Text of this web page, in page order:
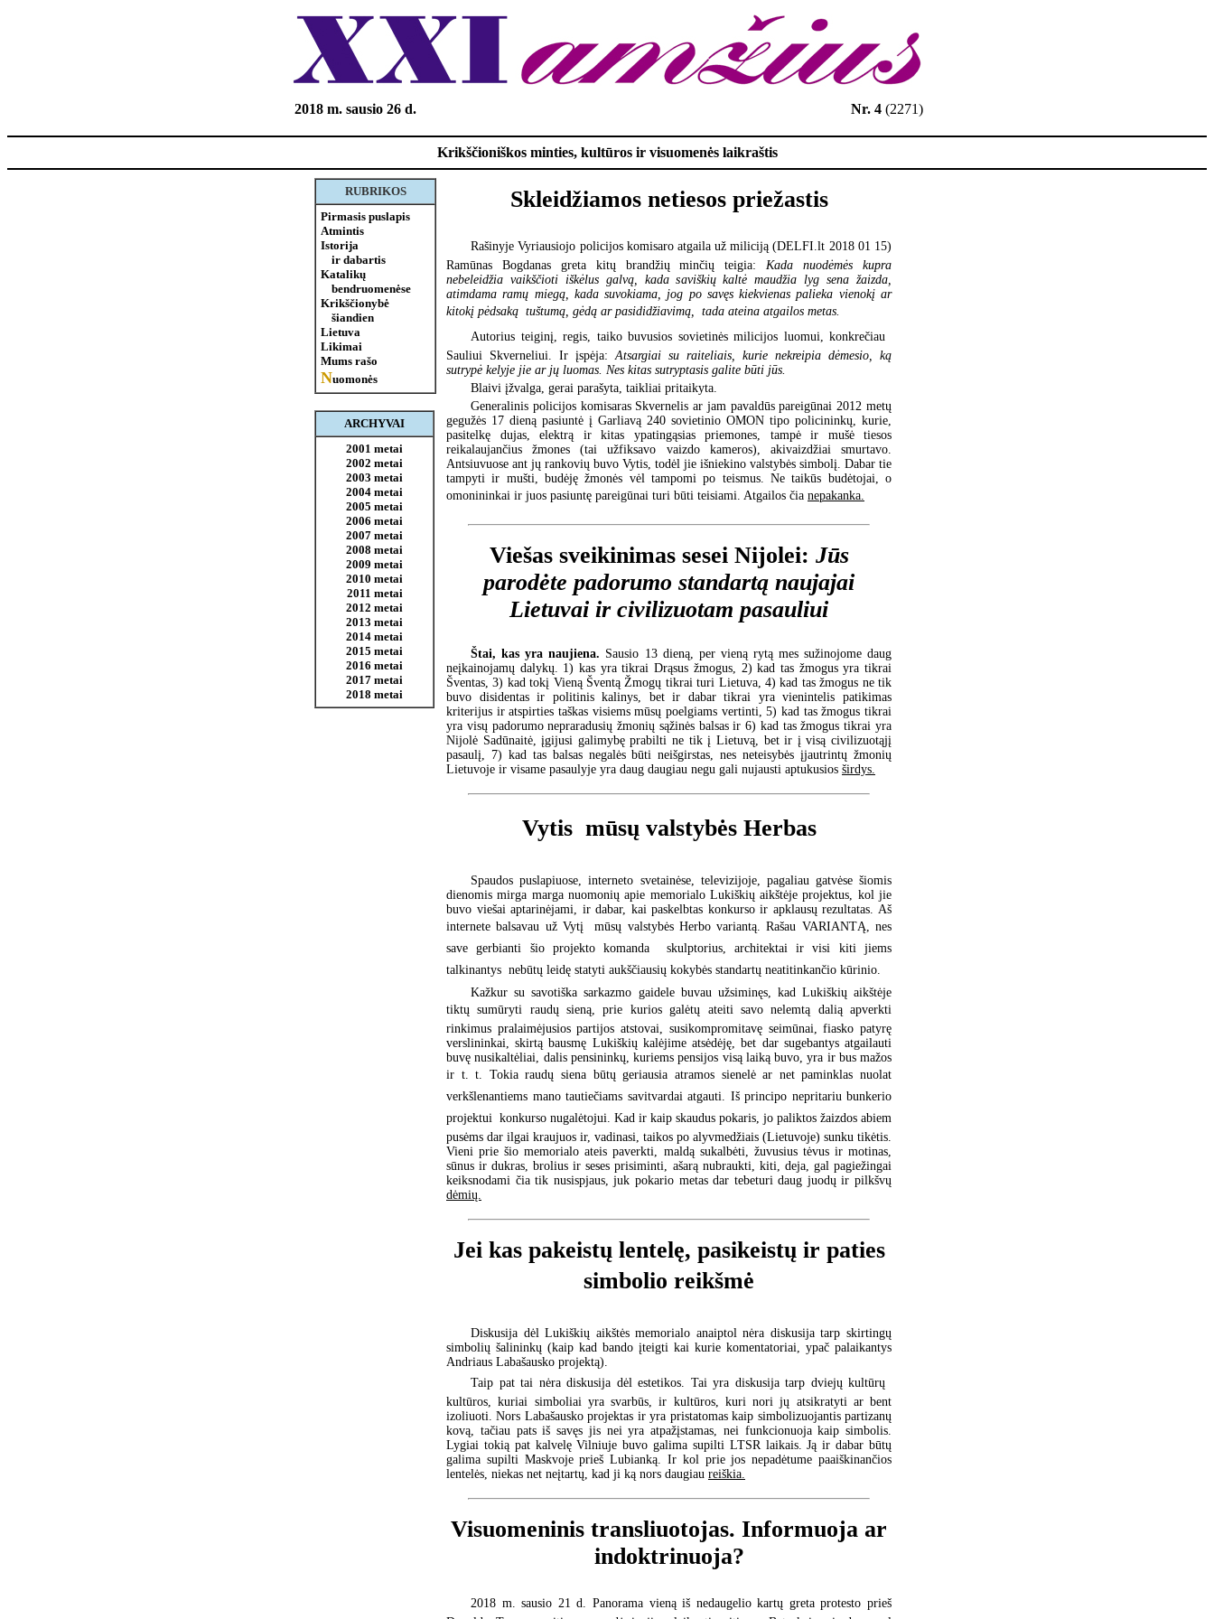
2018 m. sausio 26 d. Nr. 4 (2271)
Krikščioniškos minties, kultūros ir visuomenės laikraštis
RUBRIKOS
Pirmasis puslapis
Atmintis
Istorija
ir dabartis
Katalikų
bendruomenėse
Krikščionybė
šiandien
Lietuva
Likimai
Mums rašo
Nuomonės
ARCHYVAI
2001 metai
2002 metai
2003 metai
2004 metai
2005 metai
2006 metai
2007 metai
2008 metai
2009 metai
2010 metai
2011 metai
2012 metai
2013 metai
2014 metai
2015 metai
2016 metai
2017 metai
2018 metai
Skleidžiamos netiesos priežastis
Rašinyje Vyriausiojo policijos komisaro atgaila už miliciją (DELFI.lt 2018 01 15)
Ramūnas Bogdanas greta kitų brandžių minčių teigia: Kada nuodėmės kupra
nebeleidžia vaikščioti iškėlus galvą, kada saviškių kaltė maudžia lyg sena žaizda,
atimdama ramų miegą, kada suvokiama, jog po savęs kiekvienas palieka vienokį ar
kitokį pėdsaką  tuštumą, gėdą ar pasididžiavimą,  tada ateina atgailos metas.
Autorius teiginį, regis, taiko buvusios sovietinės milicijos luomui, konkrečiau 
Sauliui Skverneliui. Ir įspėja: Atsargiai su raiteliais, kurie nekreipia dėmesio, ką
sutrypė kelyje jie ar jų luomas. Nes kitas sutryptasis galite būti jūs.
Blaivi įžvalga, gerai parašyta, taikliai pritaikyta.
Generalinis policijos komisaras Skvernelis ar jam pavaldūs pareigūnai 2012 metų
gegužės 17 dieną pasiuntė į Garliavą 240 sovietinio OMON tipo policininkų, kurie,
pasitelkę dujas, elektrą ir kitas ypatingąsias priemones, tampė ir mušė tiesos
reikalaujančius žmones (tai užfiksavo vaizdo kameros), akivaizdžiai smurtavo.
Antsiuvuose ant jų rankovių buvo Vytis, todėl jie išniekino valstybės simbolį. Dabar tie
tampyti ir mušti, budėję žmonės vėl tampomi po teismus. Ne taikūs budėtojai, o
omonininkai ir juos pasiuntę pareigūnai turi būti teisiami. Atgailos čia nepakanka.
Viešas sveikinimas sesei Nijolei: Jūs
parodėte padorumo standartą naujajai
Lietuvai ir civilizuotam pasauliui
Štai, kas yra naujiena. Sausio 13 dieną, per vieną rytą mes sužinojome daug
neįkainojamų dalykų. 1) kas yra tikrai Drąsus žmogus, 2) kad tas žmogus yra tikrai
Šventas, 3) kad tokį Vieną Šventą Žmogų tikrai turi Lietuva, 4) kad tas žmogus ne tik
buvo disidentas ir politinis kalinys, bet ir dabar tikrai yra vienintelis patikimas
kriterijus ir atspirties taškas visiems mūsų poelgiams vertinti, 5) kad tas žmogus tikrai
yra visų padorumo nepraradusių žmonių sąžinės balsas ir 6) kad tas žmogus tikrai yra
Nijolė Sadūnaitė, įgijusi galimybę prabilti ne tik į Lietuvą, bet ir į visą civilizuotąjį
pasaulį, 7) kad tas balsas negalės būti neišgirstas, nes neteisybės įjautrintų žmonių
Lietuvoje ir visame pasaulyje yra daug daugiau negu gali nujausti aptukusios širdys.
Vytis  mūsų valstybės Herbas
Spaudos puslapiuose, interneto svetainėse, televizijoje, pagaliau gatvėse šiomis
dienomis mirga marga nuomonių apie memorialo Lukiškių aikštėje projektus, kol jie
buvo viešai aptarinėjami, ir dabar, kai paskelbtas konkurso ir apklausų rezultatas. Aš
internete balsavau už Vytį  mūsų valstybės Herbo variantą. Rašau VARIANTĄ, nes
save gerbianti šio projekto komanda  skulptorius, architektai ir visi kiti jiems
talkinantys  nebūtų leidę statyti aukščiausių kokybės standartų neatitinkančio kūrinio.
Kažkur su savotiška sarkazmo gaidele buvau užsiminęs, kad Lukiškių aikštėje
tiktų sumūryti raudų sieną, prie kurios galėtų ateiti savo nelemtą dalią apverkti
rinkimus pralaimėjusios partijos atstovai, susikompromitavę seimūnai, fiasko patyrę
verslininkai, skirtą bausmę Lukiškių kalėjime atsėdėję, bet dar sugebantys atgailauti
buvę nusikaltėliai, dalis pensininkų, kuriems pensijos visą laiką buvo, yra ir bus mažos
ir t. t. Tokia raudų siena būtų geriausia atramos sienelė ar net paminklas nuolat
verkšlenantiems mano tautiečiams savitvardai atgauti. Iš principo nepritariu bunkerio
projektui  konkurso nugalėtojui. Kad ir kaip skaudus pokaris, jo paliktos žaizdos abiem
pusėms dar ilgai kraujuos ir, vadinasi, taikos po alyvmedžiais (Lietuvoje) sunku tikėtis.
Vieni prie šio memorialo ateis paverkti, maldą sukalbėti, žuvusius tėvus ir motinas,
sūnus ir dukras, brolius ir seses prisiminti, ašarą nubraukti, kiti, deja, gal pagiežingai
keiksnodami čia tik nusispjaus, juk pokario metas dar tebeturi daug juodų ir pilkšvų
dėmių.
Jei kas pakeistų lentelę, pasikeistų ir paties
simbolio reikšmė
Diskusija dėl Lukiškių aikštės memorialo anaiptol nėra diskusija tarp skirtingų
simbolių šalininkų (kaip kad bando įteigti kai kurie komentatoriai, ypač palaikantys
Andriaus Labašausko projektą).
Taip pat tai nėra diskusija dėl estetikos. Tai yra diskusija tarp dviejų kultūrų 
kultūros, kuriai simboliai yra svarbūs, ir kultūros, kuri nori jų atsikratyti ar bent
izoliuoti. Nors Labašausko projektas ir yra pristatomas kaip simbolizuojantis partizanų
kovą, tačiau pats iš savęs jis nei yra atpažįstamas, nei funkcionuoja kaip simbolis.
Lygiai tokią pat kalvelę Vilniuje buvo galima supilti LTSR laikais. Ją ir dabar būtų
galima supilti Maskvoje prieš Lubianką. Ir kol prie jos nepadėtume paaiškinančios
lentelės, niekas net neįtartų, kad ji ką nors daugiau reiškia.
Visuomeninis transliuotojas. Informuoja ar
indoktrinuoja?
2018 m. sausio 21 d. Panorama vieną iš nedaugelio kartų greta protesto prieš